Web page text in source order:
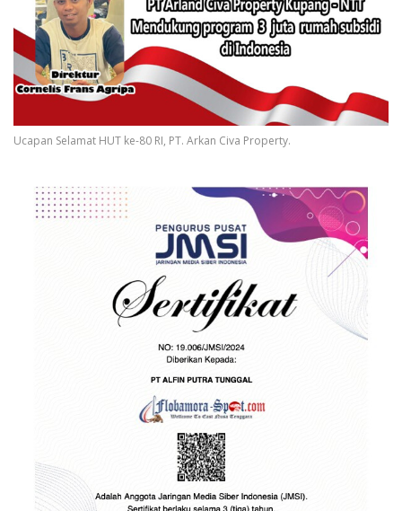
Ucapan Selamat HUT ke-80 RI, PT. Arkan Civa Property.